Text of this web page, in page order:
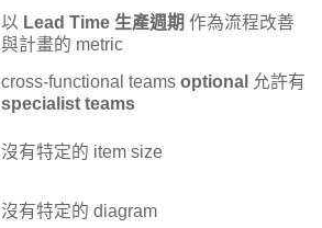
以 Lead Time 生產週期 作為流程改善
與計畫的 metric
cross-functional teams optional 允許有
specialist teams
沒有特定的 item size
沒有特定的 diagram